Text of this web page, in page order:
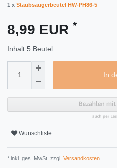
1 x Staubsaugerbeutel HW-PH86-5
8,99 EUR *
Inhalt 5 Beutel
In
Wunschliste
* inkl. ges. MwSt. zzgl. Versandkosten